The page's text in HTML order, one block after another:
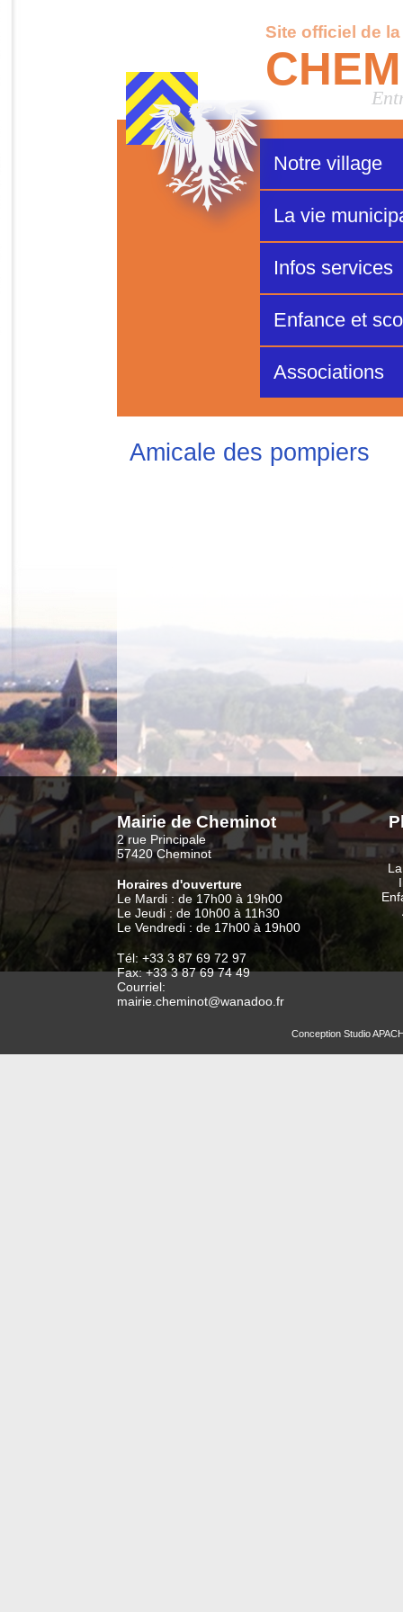
Site officiel de
Notre village
La vie
Infos services
Enfance et
Associations
Amicale des pompiers
Mairie de Cheminot
2 rue Principale
57420 Cheminot
Horaires d'ouverture
Le Mardi : de 17h00 à 19h00
Le Jeudi : de 10h00 à 11h30
Le Vendredi : de 17h00 à 19h00
Tél: +33 3 87 69 72 97
Fax: +33 3 87 69 74 49
Courriel:
mairie.cheminot@wanadoo.fr
Conception Studio